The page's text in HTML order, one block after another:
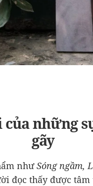
của những
gãy
nhưSóng ngầm,
đọc thấy được